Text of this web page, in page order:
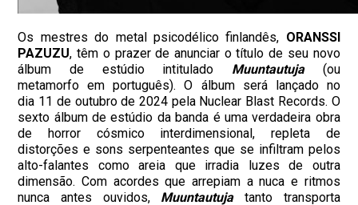
Os mestres do metal psicodélico finlandês, ORANSSI
PAZUZU, têm o prazer de anunciar o título de seu novo
álbum de estúdio intitulado Muuntautuja(ou
metamorfo em português). O álbum será lançado no
dia 11 de outubro de 2024 pela Nuclear Blast Records. O
sexto álbum de estúdio da banda é uma verdadeira obra
de horror cósmico interdimensional, repleta de
distorções e sons serpenteantes que se infiltram pelos
alto-falantes como areia que irradia luzes de outra
dimensão. Com acordes que arrepiam a nuca e ritmos
nunca antes ouvidos, Muuntautujatanto transporta